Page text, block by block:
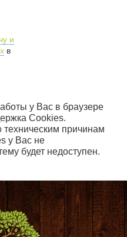
и
в
у Вас в браузере
Cookies.
техническим причинам
у Вас не
будет недоступен.